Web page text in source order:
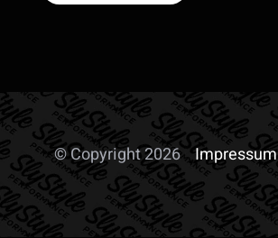
© Copyright 2026Impressum